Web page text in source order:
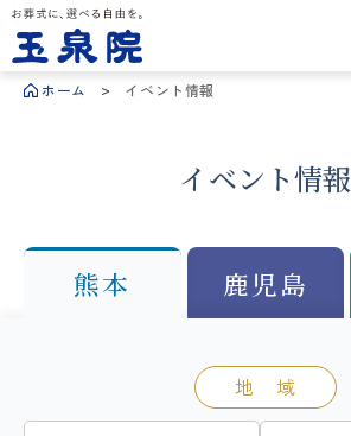
お葬式に、選べる自由を。玉泉院
ホーム イベント情報
イベント情報
熊本 鹿児島
地 域